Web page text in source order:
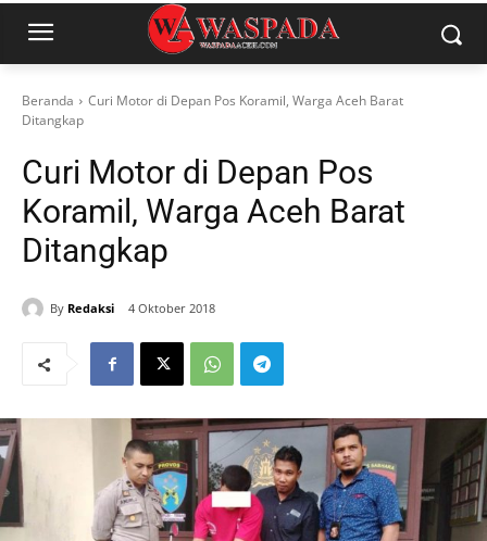
Beranda
Curi Motor di Depan Pos Koramil, Warga Aceh Barat
Ditangkap
Curi Motor di Depan Pos
Koramil, Warga Aceh Barat
Ditangkap
By Redaksi 4 Oktober 2018